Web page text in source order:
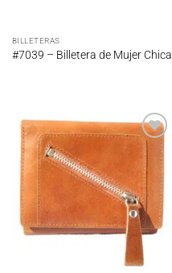
BILLETERAS
#7039 – Billetera de Mujer Chica
Añadir
a la
lista de
deseos